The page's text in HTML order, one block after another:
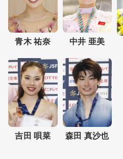
青木 祐奈 中井 亜美
吉田 唄菜 森田 真沙也